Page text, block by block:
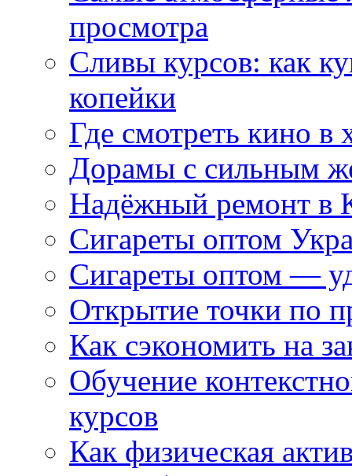
просмотра
Сливы курсов: как
копейки
Где смотреть кино в
Дорамы с сильным
Надёжный ремонт в
Сигареты оптом
Сигареты оптом —
Открытие точки по
Как сэкономить на
Обучение
курсов
Как физическая